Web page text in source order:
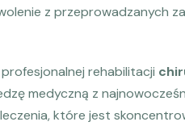
z przeprowadzanych
rehabilitacji
medyczną z
które jest